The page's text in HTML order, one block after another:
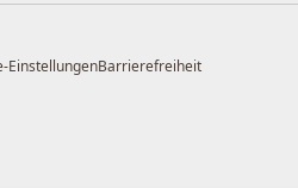
EinstellungenBarrierefreiheit